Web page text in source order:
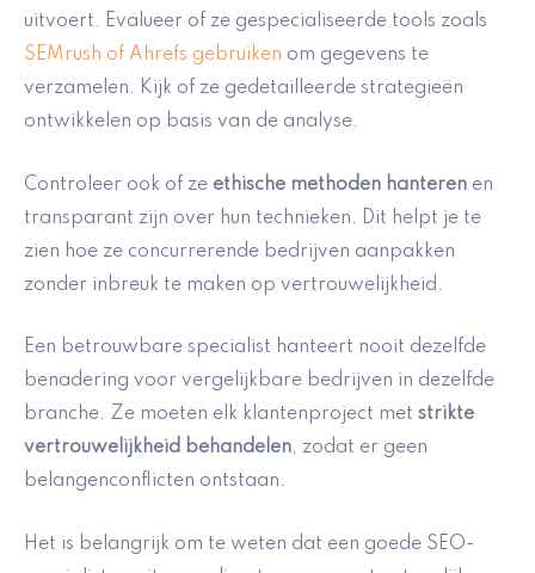
uitvoert. Evalueer of ze gespecialiseerde tools zoals
SEMrush of Ahrefs gebruiken om gegevens te
verzamelen. Kijk of ze gedetailleerde strategieën
ontwikkelen op basis van de analyse.
Controleer ook of ze ethische methoden hanteren en
transparant zijn over hun technieken. Dit helpt je te
zien hoe ze concurrerende bedrijven aanpakken
zonder inbreuk te maken op vertrouwelijkheid.
Een betrouwbare specialist hanteert nooit dezelfde
benadering voor vergelijkbare bedrijven in dezelfde
branche. Ze moeten elk klantenproject met strikte
vertrouwelijkheid behandelen, zodat er geen
belangenconflicten ontstaan.
Het is belangrijk om te weten dat een goede SEO-